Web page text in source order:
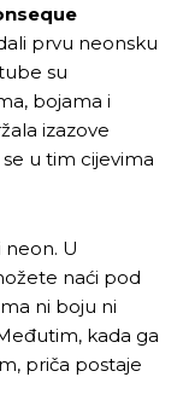
prvu neonsku
su
bojama i
izazove
u tim cijevima
neon. U
naći pod
ni boju ni
kada ga
priča postaje